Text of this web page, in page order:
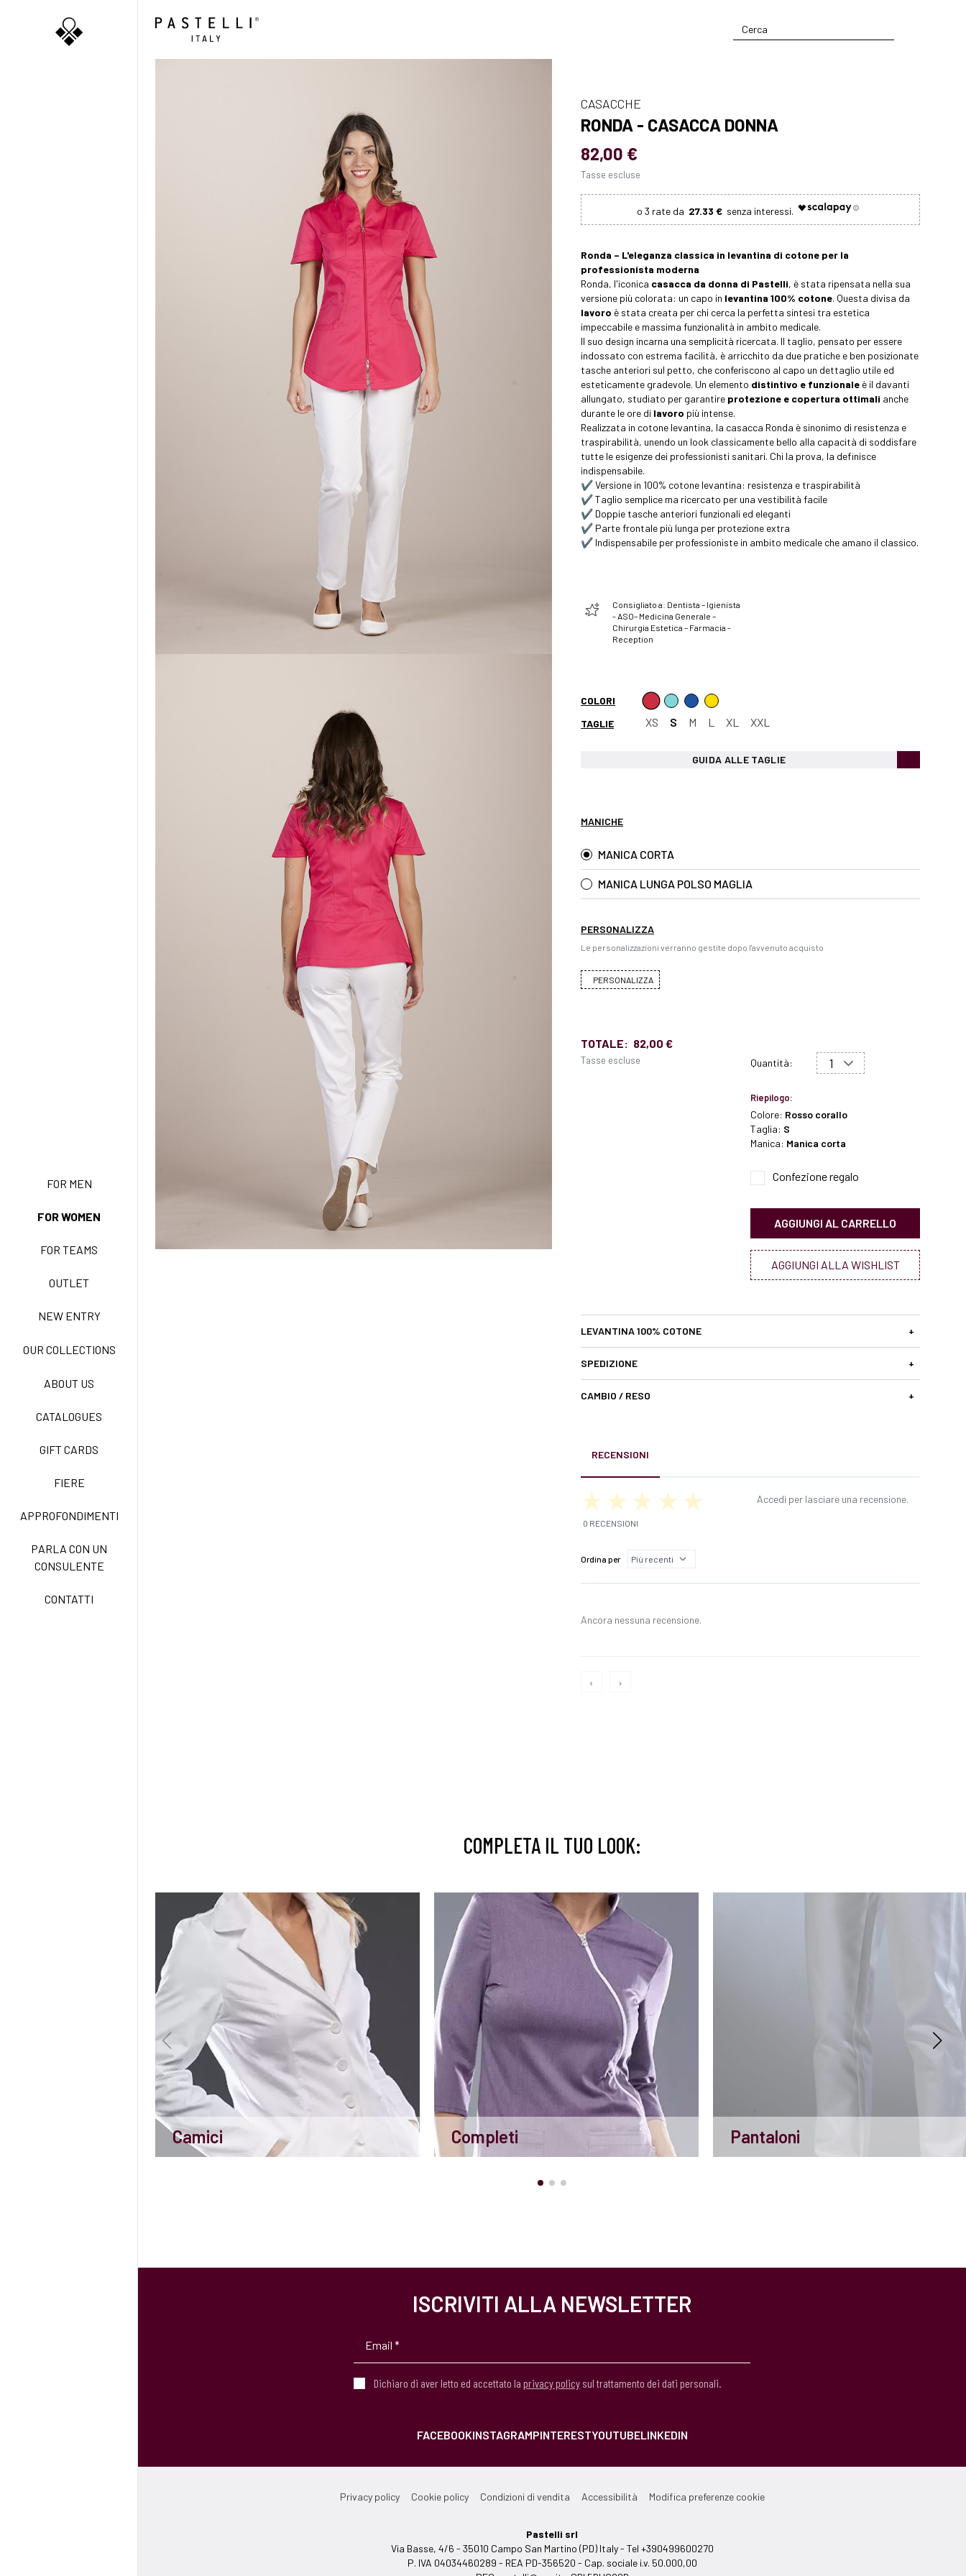
FOR MEN
FOR WOMEN
FOR TEAMS
OUTLET
NEW ENTRY
OUR COLLECTIONS
ABOUT US
CATALOGUES
GIFT CARDS
FIERE
APPROFONDIMENTI
PARLA CON UN
CONSULENTE
CONTATTI
NEW LIFE NO STIRO
TECNOSTRETCH EASY
CASACCHE
RONDA - CASACCA DONNA
82,00 €
Tasse escluse
27.33 €
Ronda – L'eleganza classica in levantina di cotone per la
professionista moderna
Ronda, l'iconica casacca da donna di Pastelli, è stata ripensata nella sua
versione più colorata: un capo in levantina 100% cotone. Questa divisa da
lavoro è stata creata per chi cerca la perfetta sintesi tra estetica
impeccabile e massima funzionalità in ambito medicale.
Il suo design incarna una semplicità ricercata. Il taglio, pensato per essere
indossato con estrema facilità, è arricchito da due pratiche e ben posizionate
tasche anteriori sul petto, che conferiscono al capo un dettaglio utile ed
esteticamente gradevole. Un elemento distintivo e funzionale è il davanti
allungato, studiato per garantire protezione e copertura ottimali anche
durante le ore di lavoro più intense.
Realizzata in cotone levantina, la casacca Ronda è sinonimo di resistenza e
traspirabilità, unendo un look classicamente bello alla capacità di soddisfare
tutte le esigenze dei professionisti sanitari. Chi la prova, la definisce
indispensabile.
✔️ Versione in 100% cotone levantina: resistenza e traspirabilità
✔️ Taglio semplice ma ricercato per una vestibilità facile
✔️ Doppie tasche anteriori funzionali ed eleganti
✔️ Parte frontale più lunga per protezione extra
✔️ Indispensabile per professioniste in ambito medicale che amano il classico.
Consigliato a: Dentista – Igienista
- ASO– Medicina Generale –
Chirurgia Estetica – Farmacia -
Reception
COLORI
TAGLIE
XS S M L XL XXL
GUIDA ALLE TAGLIE
MANICHE
MANICA CORTA
MANICA LUNGA POLSO MAGLIA
PERSONALIZZA
Le personalizzazioni verranno gestite dopo l'avvenuto acquisto
PERSONALIZZA
TOTALE: 82,00 €
Tasse escluse Quantità:
Riepilogo:
Colore: Rosso corallo
Taglia: S
Manica: Manica corta
Confezione regalo
AGGIUNGI AL CARRELLO
AGGIUNGI ALLA WISHLIST
LEVANTINA 100% COTONE +
SPEDIZIONE +
CAMBIO / RESO +
RECENSIONI
0 RECENSIONI
Accedi per lasciare una recensione.
Ordina per
Ancora nessuna recensione.
‹ ›
COMPLETA IL TUO LOOK:
Camici Completi Pantaloni
ISCRIVITI ALLA NEWSLETTER
Dichiaro di aver letto ed accettato la privacy policy sul trattamento dei dati personali.
FACEBOOKINSTAGRAMPINTERESTYOUTUBELINKEDIN
Privacy policy Cookie policy Condizioni di vendita Accessibilità Modifica preferenze cookie
Pastelli srl
Via Basse, 4/6 - 35010 Campo San Martino (PD) Italy - Tel +390499600270
P. IVA 04034460289 - REA PD-356520 - Cap. sociale i.v. 50.000,00